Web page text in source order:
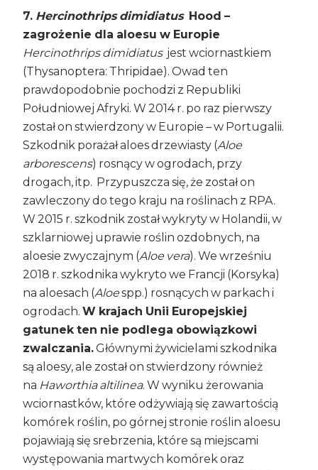
7. Hercinothrips dimidiatusHood –
zagrożenie dla aloesu w Europie
Hercinothrips dimidiatusjest wciornastkiem
(Thysanoptera: Thripidae). Owad ten
prawdopodobnie pochodzi z Republiki
Południowej Afryki. W 2014 r. po raz pierwszy
został on stwierdzony w Europie – w Portugalii.
Szkodnik porażał aloes drzewiasty (Aloe
arborescens) rosnący w ogrodach, przy
drogach, itp. Przypuszcza się, że został on
zawleczony do tego kraju na roślinach z RPA.
W 2015 r. szkodnik został wykryty w Holandii, w
szklarniowej uprawie roślin ozdobnych, na
aloesie zwyczajnym (Aloe vera). We wrześniu
2018 r. szkodnika wykryto we Francji (Korsyka)
na aloesach (Aloespp.) rosnących w parkach i
ogrodach.W krajach Unii Europejskiej
gatunek ten nie podlega obowiązkowi
zwalczania.Głównymi żywicielami szkodnika
są aloesy, ale został on stwierdzony również
na Haworthia altilinea. W wyniku żerowania
wciornastków, które odżywiają się zawartością
komórek roślin, po górnej stronie roślin aloesu
pojawiają się srebrzenia, które są miejscami
występowania martwych komórek oraz